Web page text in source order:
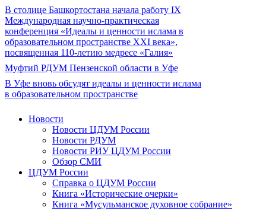
В столице Башкортостана начала работу IX
Международная научно-практическая
конференция «Идеалы и ценности ислама в
образовательном пространстве XXI века»,
посвященная 110-летию медресе «Галия»
Муфтий РДУМ Пензенской области в Уфе
В Уфе вновь обсудят идеалы и ценности ислама
в образовательном пространстве
Новости
Новости ЦДУМ России
Новости РДУМ
Новости РИУ ЦДУМ России
Обзор СМИ
ЦДУМ России
Справка о ЦДУМ России
Книга «Исторические очерки»
Книга «Мусульманское духовное собрание»